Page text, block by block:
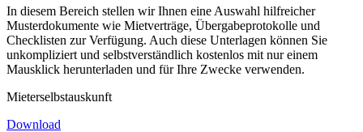
In diesem Bereich stellen wir Ihnen eine Auswahl hilfreicher
Musterdokumente wie Mietverträge, Übergabeprotokolle und
Checklisten zur Verfügung. Auch diese Unterlagen können Sie
unkompliziert und selbstverständlich kostenlos mit nur einem
Mausklick herunterladen und für Ihre Zwecke verwenden.
Mieterselbstauskunft
Download